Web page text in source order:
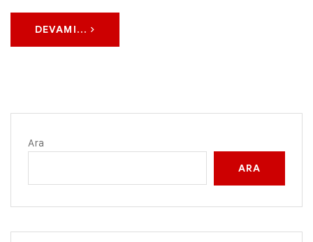
DEVAMI...
Ara
ARA